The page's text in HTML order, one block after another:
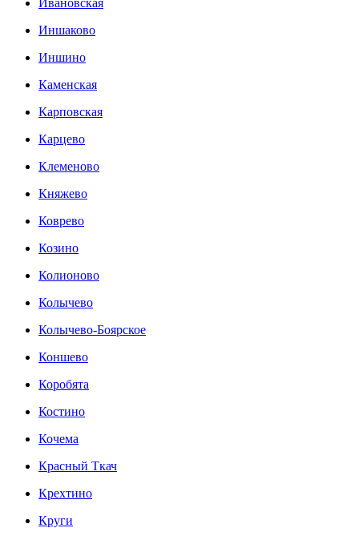
Ивановская
Иншаково
Иншино
Каменская
Карповская
Карцево
Клеменово
Княжево
Коврево
Козино
Колионово
Колычево
Колычево-Боярское
Коншево
Коробята
Костино
Кочема
Красный Ткач
Крехтино
Круги